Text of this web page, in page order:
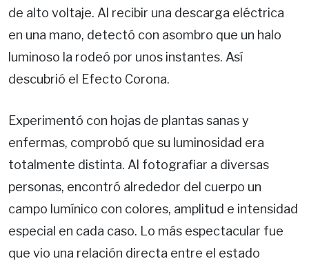
de alto voltaje. Al recibir una descarga eléctrica
en una mano, detectó con asombro que un halo
luminoso la rodeó por unos instantes. Así
descubrió el Efecto Corona.
Experimentó con hojas de plantas sanas y
enfermas, comprobó que su luminosidad era
totalmente distinta. Al fotografiar a diversas
personas, encontró alrededor del cuerpo un
campo lumínico con colores, amplitud e intensidad
especial en cada caso. Lo más espectacular fue
que vio una relación directa entre el estado